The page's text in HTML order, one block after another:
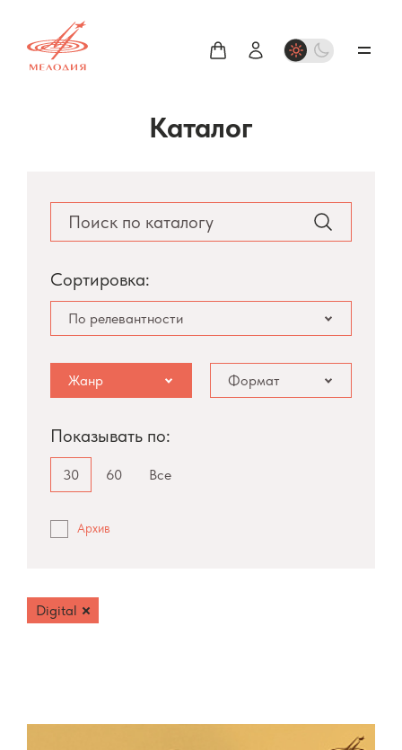
Каталог
Сортировка:
По релевантности
Жанр Формат
Показывать по:
30 60 Все
Архив
Digital